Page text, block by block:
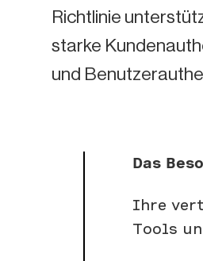
Richtlinie
starke
und
Das
Ihre
Tools